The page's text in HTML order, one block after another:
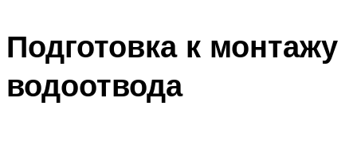
Подготовка к монтажу
водоотвода